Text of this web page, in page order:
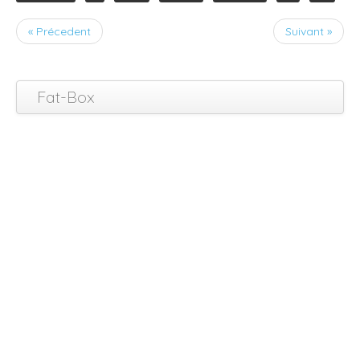
« Précedent Suivant »
Fat-Box